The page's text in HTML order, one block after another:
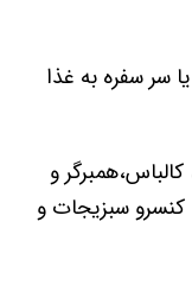
سر سفره به غذا
و
کنسرو سبزیجات و